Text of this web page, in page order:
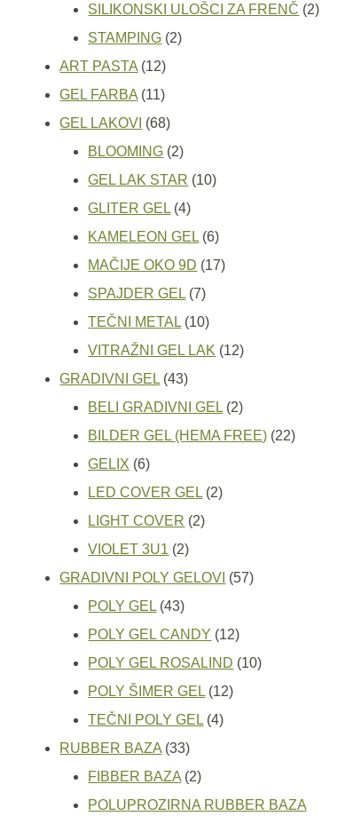
proizvod
SILIKONSKI ULOŠCI ZA FRENČ 22
STAMPING 22
ART PASTA 1212
proizvoda
GEL FARBA 1111
proizvoda
GEL LAKOVI 6868
proizvoda
BLOOMING 22
proizvoda
GEL LAK STAR 1010
GLITER GEL 44
proizvoda
KAMELEON GEL 66
proizvoda
MAČIJE OKO 9D 1717
SPAJDER GEL 77
proizvoda
TEČNI METAL 1010
proizvoda
VITRAŽNI GEL LAK 1212
GRADIVNI GEL 4343
proizvoda
BELI GRADIVNI GEL 22
proizvoda
BILDER GEL (HEMA FREE) 2222
GELIX 66
proizvoda
LED COVER GEL 22
LIGHT COVER 22
VIOLET 3U1 22
proizvoda
GRADIVNI POLY GELOVI 5757
POLY GEL 4343
proizvoda
POLY GEL CANDY 1212
proizvoda
POLY GEL ROSALIND 1010
POLY ŠIMER GEL 1212
TEČNI POLY GEL 44
RUBBER BAZA 3333
proizvoda
FIBBER BAZA 22
proizvoda
POLUPROZIRNA RUBBER BAZA